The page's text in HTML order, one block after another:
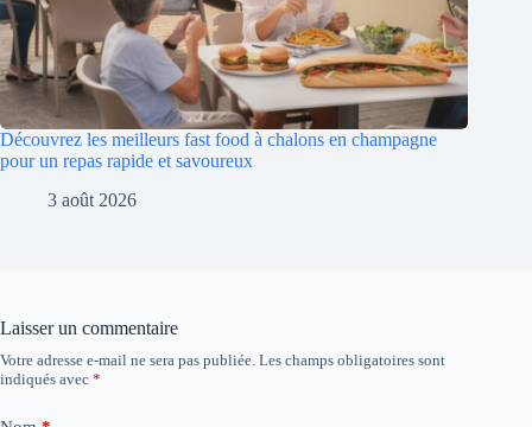
Découvrez les meilleurs fast food à chalons en champagne
pour un repas rapide et savoureux
3 août 2026
Laisser un commentaire
Votre adresse e-mail ne sera pas publiée. Les champs obligatoires sont
indiqués avec *